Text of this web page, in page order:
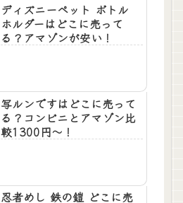
ディズニーペット ボトル
ホルダーはどこに売って
る？アマゾンが安い！
写ルンですはどこに売って
る？コンビニとアマゾン比
較1300円～！
忍者めし 鉄の鎧 どこに売